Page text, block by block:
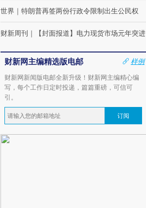
世界 ｜ 特朗普再签两份行政令限制出生公民权
财新周刊 ｜ 【封面报道】电力现货市场元年突进
财新网主编精选版电邮
样例
财新网新闻版电邮全新升级！财新网主编精心编
写，每个工作日定时投递，篇篇重磅，可信可
引。
订阅